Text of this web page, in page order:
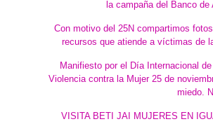
la campaña del Banco
Con motivo del 25N compartimos
recursos que atiende a víctimas de
Manifiesto por el Día Internacional
Violencia contra la Mujer 25 de
miedo.
VISITA BETI JAI MUJERES EN